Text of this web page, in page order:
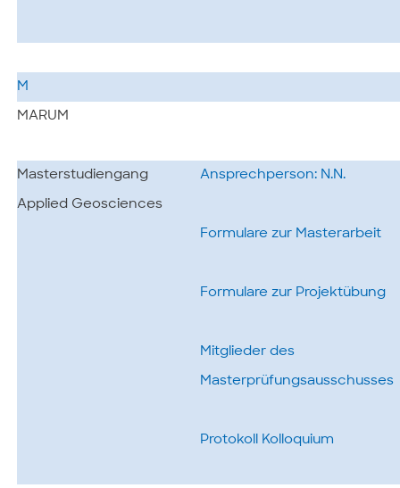
M
MARUM
Masterstudiengang
Applied Geosciences
Ansprechperson: N.N.
Formulare zur Masterarbeit
Formulare zur Projektübung
Mitglieder des
Masterprüfungsausschusses
Protokoll Kolloquium